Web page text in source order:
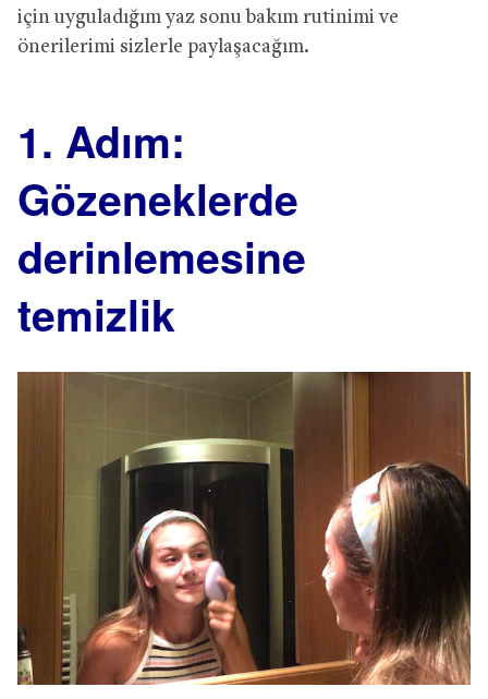
için uyguladığım yaz sonu bakım rutinimi ve
önerilerimi sizlerle paylaşacağım.
1. Adım:
Gözeneklerde
derinlemesine
temizlik